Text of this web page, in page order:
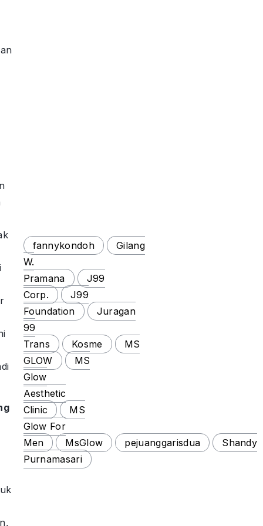
fannykondoh
Gilang
W.
Pramana
J99
Corp.
J99
Foundation
Juragan
99
Trans
Kosme
MS
GLOW
MS
Glow
Aesthetic
Clinic
MS
Glow For
Men
MsGlow pejuanggarisdua
Shandy
Purnamasari